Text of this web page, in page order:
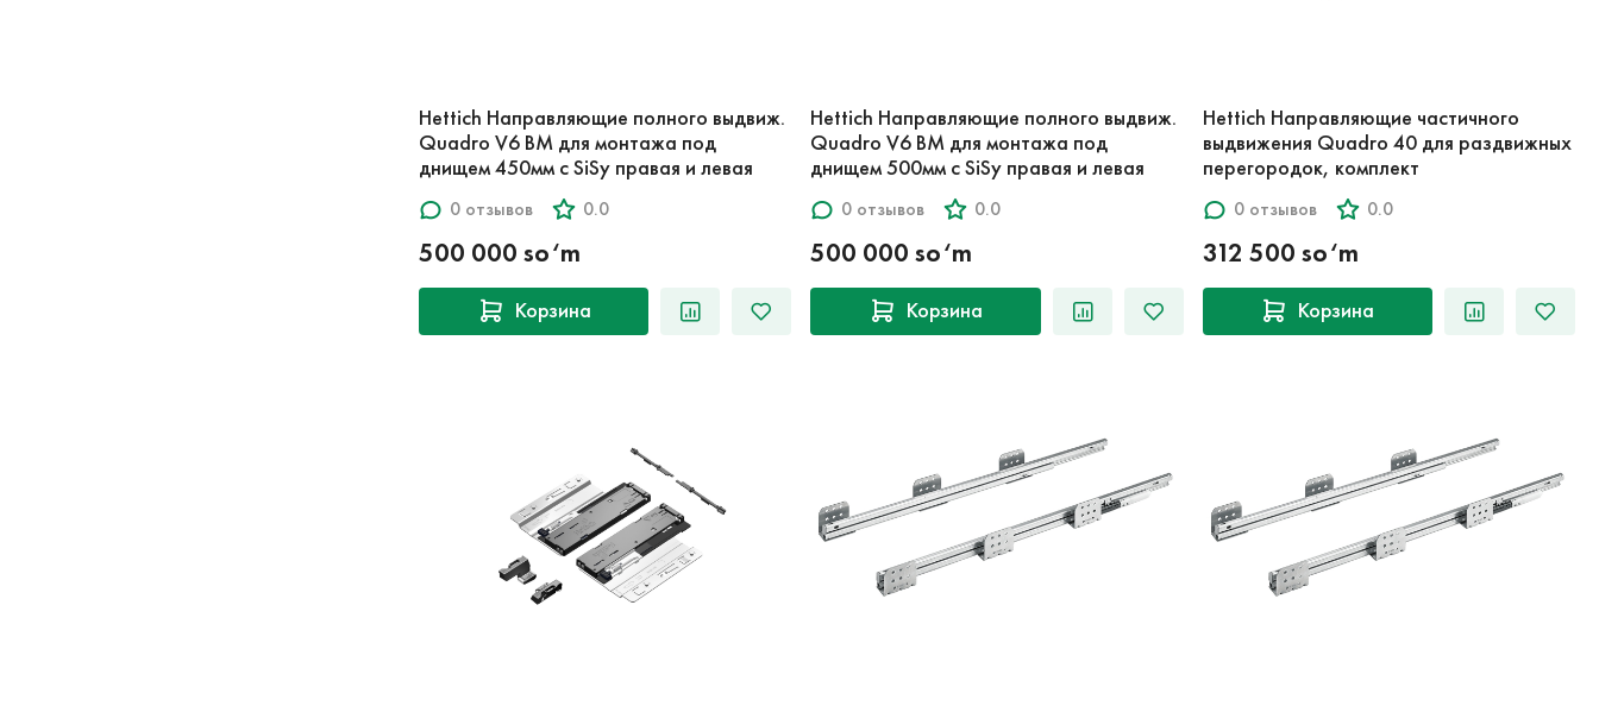
Hettich Направляющие полного выдвиж.
Quadro V6 BM для монтажа под
днищем 450мм с SiSy правая и левая
0 отзывов 0.0
500 000 so‘m
Корзина
Hettich Направляющие полного выдвиж.
Quadro V6 BM для монтажа под
днищем 500мм с SiSy правая и левая
0 отзывов 0.0
500 000 so‘m
Корзина
Hettich Направляющие частичного
выдвижения Quadro 40 для раздвижных
перегородок, комплект
0 отзывов 0.0
312 500 so‘m
Корзина